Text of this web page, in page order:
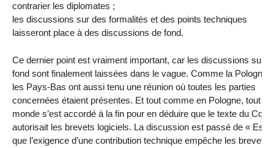
contrarier les diplomates ;
les discussions sur des formalités et des points techniques
laisseront place à des discussions de fond.
Ce dernier point est vraiment important, car les discussions sur le
fond sont finalement laissées dans le vague. Comme la Pologne,
les Pays-Bas ont aussi tenu une réunion où toutes les parties
concernées étaient présentes. Et tout comme en Pologne, tout le
monde s’est accordé à la fin pour en déduire que le texte du
autorisait les brevets logiciels. La discussion est passé de « Est-
que l’exigence d’une contribution technique empêche les brevets